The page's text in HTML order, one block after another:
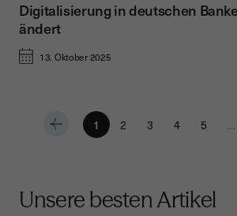
Digitalisierung in deutschen
ändert
13. Oktober 2025
1 2 3 4 5 …
Unsere besten Artikel